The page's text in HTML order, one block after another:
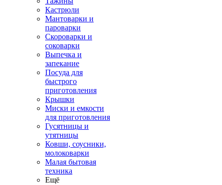
Кастрюли
Мантоварки и
пароварки
Скороварки и
соковарки
Выпечка и
запекание
Посуда для
быстрого
приготовления
Крышки
Миски и емкости
для приготовления
Гусятницы и
утятницы
Ковши, соусники,
молоковарки
Малая бытовая
техника
Ещё